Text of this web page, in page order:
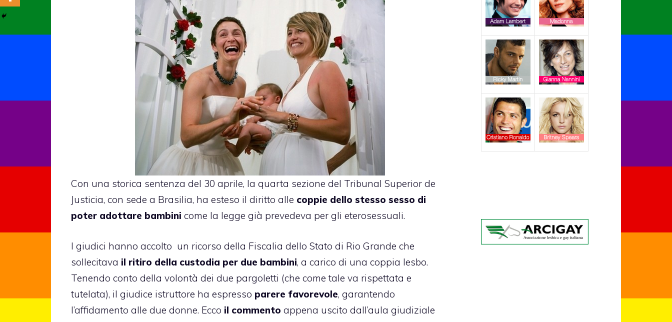
Con una storica sentenza del 30 aprile, la quarta sezione del Tribunal Superior de
Justicia, con sede a Brasilia, ha esteso il diritto alle coppie dello stesso sesso di
poter adottare bambini come la legge già prevedeva per gli eterosessuali.
I giudici hanno accolto un ricorso della Fiscalia dello Stato di Rio Grande che
sollecitava il ritiro della custodia per due bambini, a carico di una coppia lesbo.
Tenendo conto della volontà dei due pargoletti (che come tale va rispettata e
tutelata), il giudice istruttore ha espresso parere favorevole, garantendo
l’affidamento alle due donne. Ecco il commento appena uscito dall’aula giudiziale